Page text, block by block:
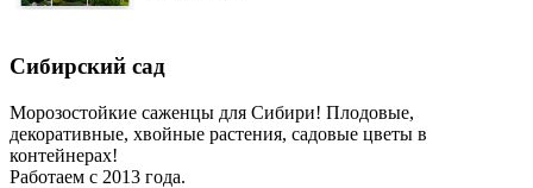
Сибирский сад
Морозостойкие саженцы для Сибири! Плодовые,
декоративные, хвойные растения, садовые цветы в
контейнерах!
Работаем с 2013 года.